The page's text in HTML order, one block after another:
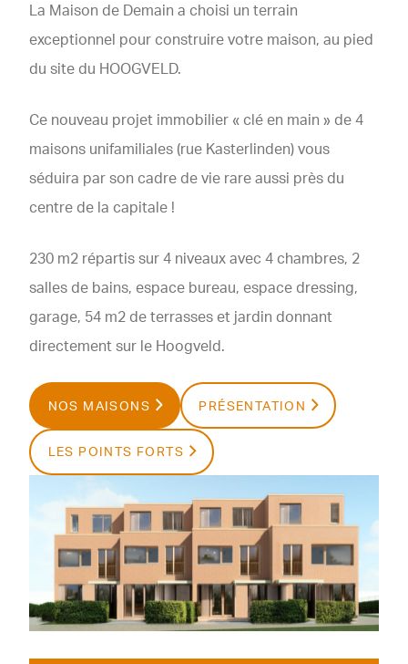
La Maison de Demain a choisi un terrain
exceptionnel pour construire votre maison, au pied
du site du HOOGVELD.
Ce nouveau projet immobilier « clé en main » de 4
maisons unifamiliales (rue Kasterlinden) vous
séduira par son cadre de vie rare aussi près du
centre de la capitale !
230 m2 répartis sur 4 niveaux avec 4 chambres, 2
salles de bains, espace bureau, espace dressing,
garage, 54 m2 de terrasses et jardin donnant
directement sur le Hoogveld.
NOS MAISONS PRÉSENTATION
LES POINTS FORTS